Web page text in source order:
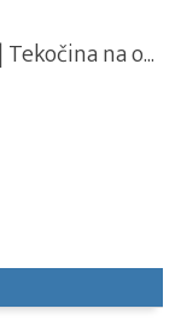
na o...